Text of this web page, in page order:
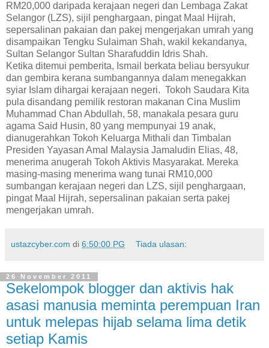
RM20,000 daripada kerajaan negeri dan Lembaga Zakat
Selangor (LZS), sijil penghargaan, pingat Maal Hijrah,
sepersalinan pakaian dan pakej mengerjakan umrah yang
disampaikan Tengku Sulaiman Shah, wakil kekandanya,
Sultan Selangor Sultan Sharafuddin Idris Shah.
Ketika ditemui pemberita, Ismail berkata beliau bersyukur
dan gembira kerana sumbangannya dalam menegakkan
syiar Islam dihargai kerajaan negeri. Tokoh Saudara Kita
pula disandang pemilik restoran makanan Cina Muslim
Muhammad Chan Abdullah, 58, manakala pesara guru
agama Said Husin, 80 yang mempunyai 19 anak,
dianugerahkan Tokoh Keluarga Mithali dan Timbalan
Presiden Yayasan Amal Malaysia Jamaludin Elias, 48,
menerima anugerah Tokoh Aktivis Masyarakat. Mereka
masing-masing menerima wang tunai RM10,000
sumbangan kerajaan negeri dan LZS, sijil penghargaan,
pingat Maal Hijrah, sepersalinan pakaian serta pakej
mengerjakan umrah.
ustazcyber.com di 6:50:00 PG Tiada ulasan:
26 November 2011
Sekelompok blogger dan aktivis hak
asasi manusia meminta perempuan Iran
untuk melepas hijab selama lima detik
setiap Kamis